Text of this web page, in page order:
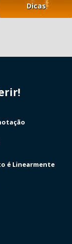
Dicas
é Linearmente